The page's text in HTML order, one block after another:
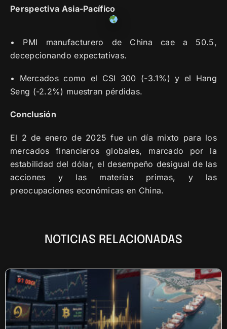
Perspectiva Asia-Pacífico
• PMI manufacturero de China cae a 50.5,
decepcionando expectativas.
• Mercados como el CSI 300 (-3.1%) y el Hang
Seng (-2.2%) muestran pérdidas.
Conclusión
El 2 de enero de 2025 fue un día mixto para los
mercados financieros globales, marcado por la
estabilidad del dólar, el desempeño desigual de las
acciones y las materias primas, y las
preocupaciones económicas en China.
NOTICIAS RELACIONADAS